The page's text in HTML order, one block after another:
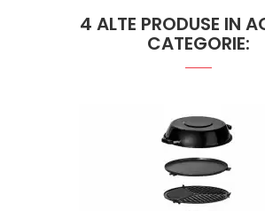
4 ALTE PRODUSE IN
CATEGORIE: